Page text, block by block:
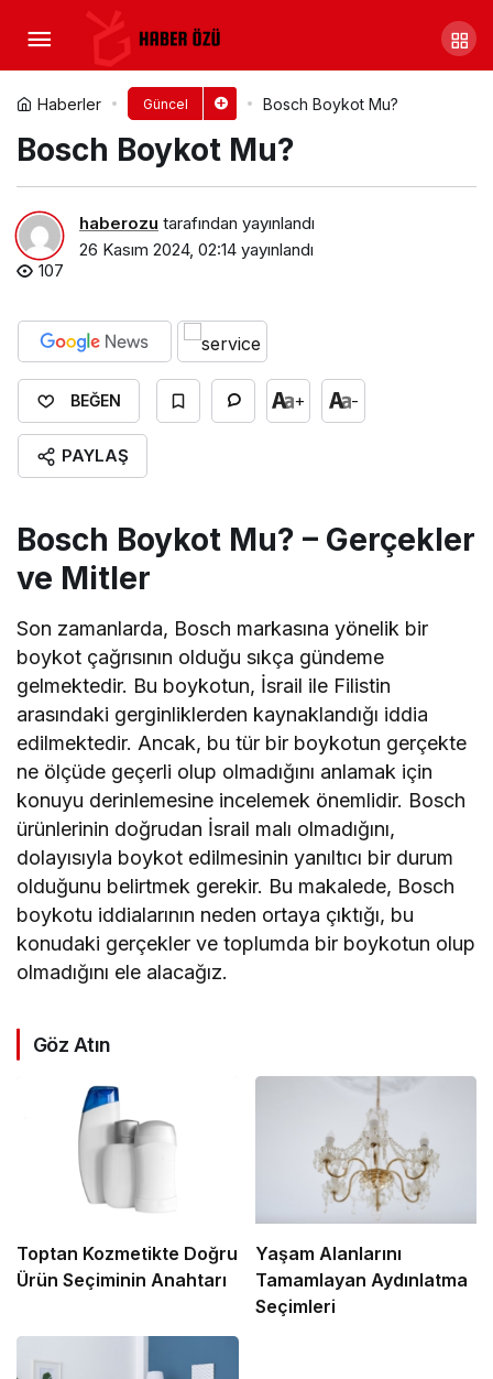
Haberler Güncel Bosch Boykot Mu?
Bosch Boykot Mu?
haberozu tarafından yayınlandı
26 Kasım 2024, 02:14 yayınlandı
107
BEĞEN + -
PAYLAŞ
Bosch Boykot Mu? – Gerçekler
ve Mitler
Son zamanlarda, Bosch markasına yönelik bir
boykot çağrısının olduğu sıkça gündeme
gelmektedir. Bu boykotun, İsrail ile Filistin
arasındaki gerginliklerden kaynaklandığı iddia
edilmektedir. Ancak, bu tür bir boykotun gerçekte
ne ölçüde geçerli olup olmadığını anlamak için
konuyu derinlemesine incelemek önemlidir. Bosch
ürünlerinin doğrudan İsrail malı olmadığını,
dolayısıyla boykot edilmesinin yanıltıcı bir durum
olduğunu belirtmek gerekir. Bu makalede, Bosch
boykotu iddialarının neden ortaya çıktığı, bu
konudaki gerçekler ve toplumda bir boykotun olup
olmadığını ele alacağız.
Göz Atın
Toptan Kozmetikte Doğru
Ürün Seçiminin Anahtarı
Yaşam Alanlarını
Tamamlayan Aydınlatma
Seçimleri
Alo Boykot Mu?
Yorum Yap